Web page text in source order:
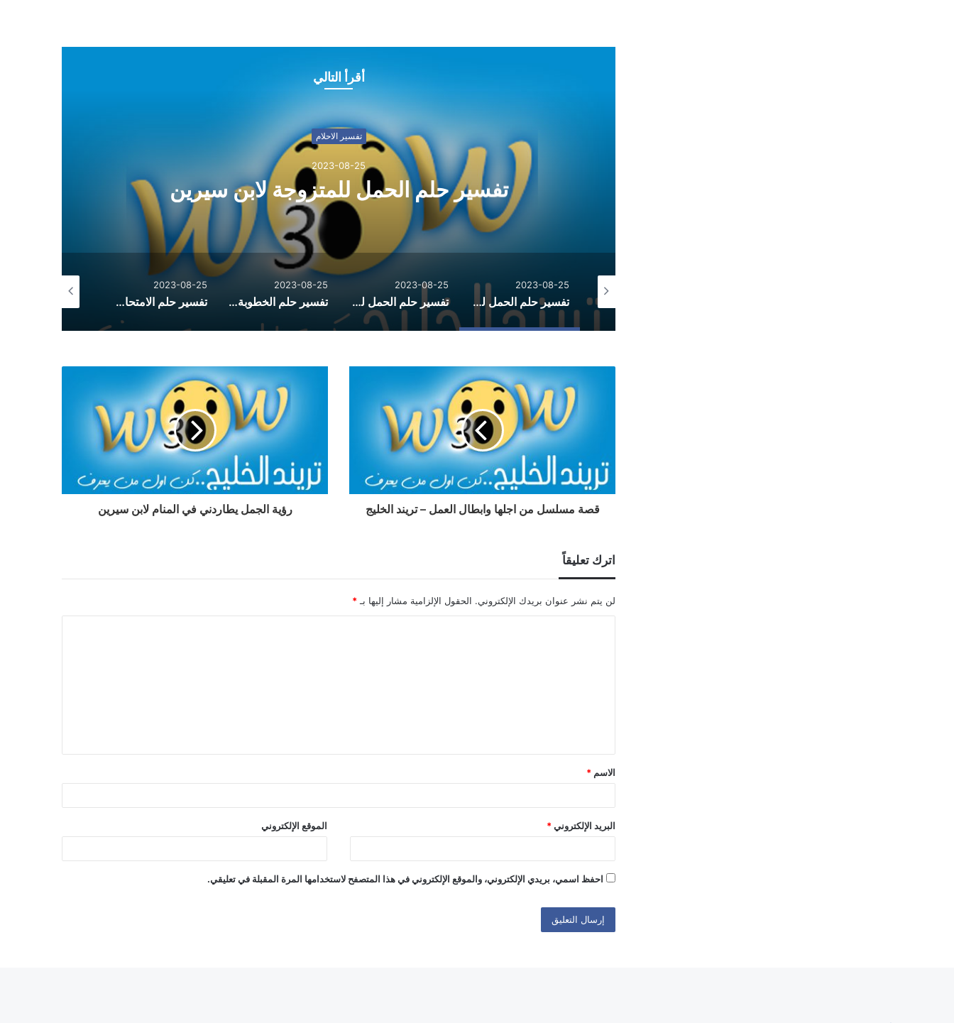
أقرأ التالي
تفسير الاحلام
2023-08-25
تفسير حلم الحمل للمتزوجة لابن سيرين
تفسير حلم الثعبان الاسود والهروب منه
2023-08-25
تفسير حلم الحمل للمتزوجة لابن سيرين
2023-08-25
تفسير حلم الحمل للعزباء لابن سيرين
2023-08-25
تفسير حلم الخطوبة للعزباء من شخص تعرفه
2023-08-25
تفسير حلم الامتحان للمتزوجة
2023-08-25
قصة مسلسل من اجلها وابطال العمل – تريند الخليج رؤية الجمل يطاردني في المنام لابن سيرين
اترك تعليقاً
لن يتم نشر عنوان بريدك الإلكتروني. الحقول الإلزامية مشار إليها بـ *
ق
*
الاسم *
البريد الإلكتروني * الموقع الإلكتروني
احفظ اسمي، بريدي الإلكتروني، والموقع الإلكتروني في هذا المتصفح لاستخدامها المرة المقبلة في تعليقي.